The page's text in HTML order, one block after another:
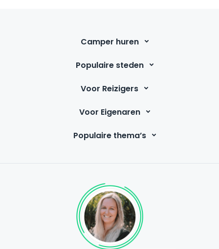
Camper huren
Populaire steden
Voor Reizigers
Voor Eigenaren
Populaire thema’s